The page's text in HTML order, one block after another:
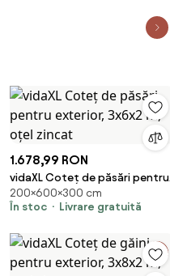
1.678,99 RON
vidaXL Coteț de păsări pentru
exterior, 3x6x2 m, oțel zincat
200×600×300 cm
În stoc
Livrare gratuită